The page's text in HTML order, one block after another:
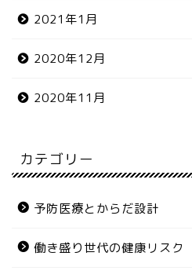
2021年1月
2020年12月
2020年11月
カテゴリー
予防医療とからだ設計
働き盛り世代の健康リスク